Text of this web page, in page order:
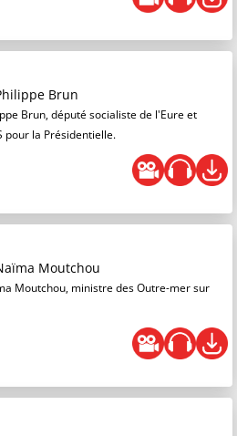
Brun
Brun, député socialiste de l'Eure et
pour la Présidentielle.
Moutchou
Moutchou, ministre des Outre-mer sur